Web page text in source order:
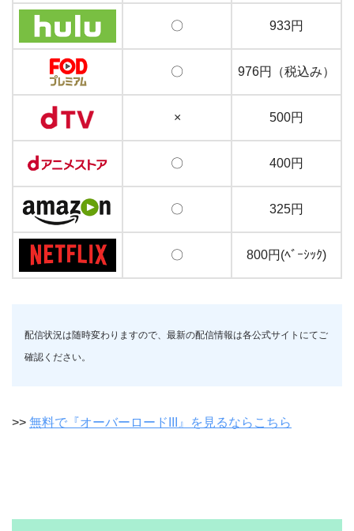
〇 933円
〇 976円（税込み）
× 500円
〇 400円
〇 325円
〇 800円(ﾍﾞｰｼｯｸ)
配信状況は随時変わりますので、最新の配信情報は各公式サイトにてご
確認ください。
>> 無料で『オーバーロードIII』を見るならこちら